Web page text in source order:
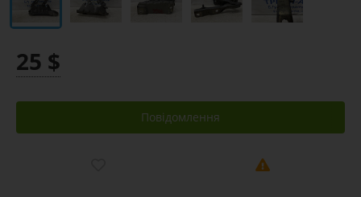
25 $
Повідомлення